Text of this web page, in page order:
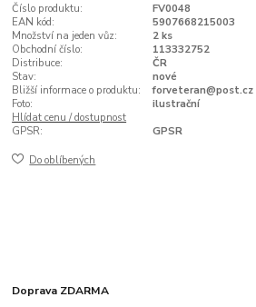
Číslo produktu:
FV0048
EAN kód:
5907668215003
Množství na jeden vůz:
2 ks
Obchodní číslo:
113332752
Distribuce:
ČR
Stav:
nové
Bližší informace o produktu:
forveteran@post.cz
Foto:
ilustrační
Hlídat cenu / dostupnost
GPSR:
GPSR
Do oblíbených
Doprava ZDARMA